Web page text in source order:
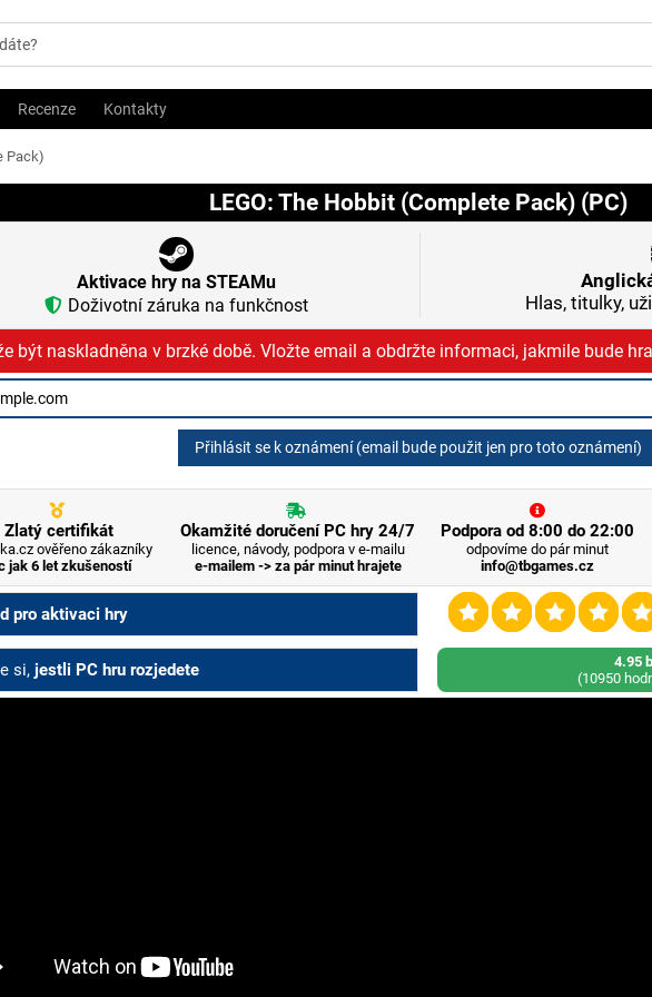
Recenze Kontakty
Pack)
LEGO: The Hobbit (Complete Pack) (PC)
Aktivace hry na STEAMu
Doživotní záruka na funkčnost
Hlas, titulky,
být naskladněna v brzké době. Vložte email a obdržte informaci, jakmile bude
Přihlásit se k oznámení (email bude použit jen pro toto oznámení)
Zlatý certifikát
ověřeno zákazníky
jak 6 let zkušeností
Okamžité doručení PC hry 24/7
licence, návody, podpora v e-mailu
e-mailem -> za pár minut hrajete
Podpora od 8:00 do 22:00
odpovíme do pár minut
info@tbgames.cz
4.95
(10950
pro aktivaci hry
si, jestli PC hru rozjedete